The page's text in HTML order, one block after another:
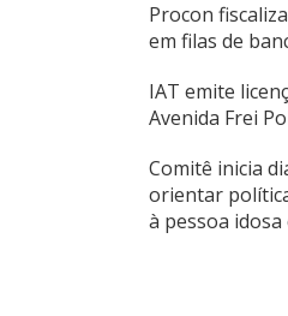
Procon
em filas de
IAT emite
Avenida Frei
Comitê inicia
orientar
à pessoa